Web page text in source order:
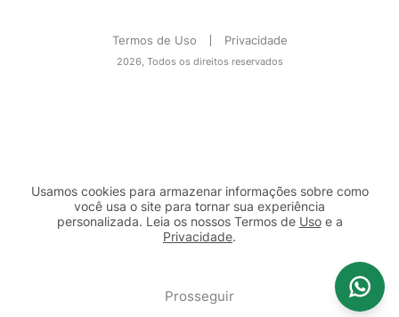
Termos de Uso Privacidade
2026, Todos os direitos reservados
Usamos cookies para armazenar informações sobre como
você usa o site para tornar sua experiência
personalizada. Leia os nossos Termos de Usoe a
Privacidade.
Prosseguir